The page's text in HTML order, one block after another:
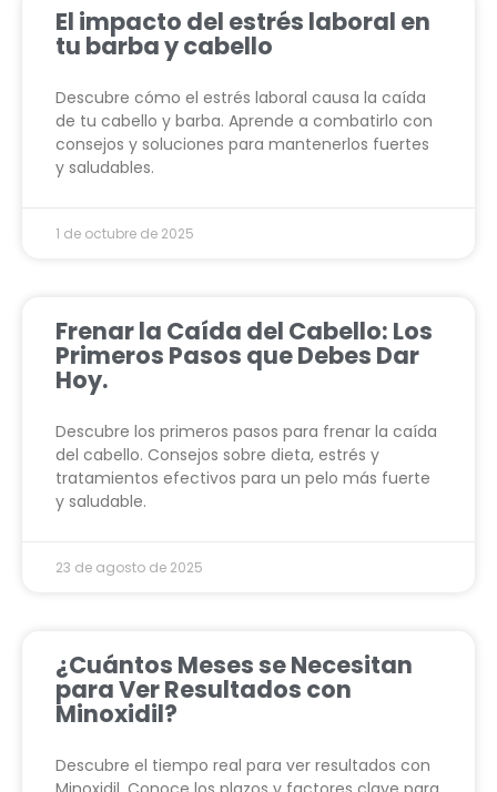
El impacto del estrés laboral en
tu barba y cabello
Descubre cómo el estrés laboral causa la caída
de tu cabello y barba. Aprende a combatirlo con
consejos y soluciones para mantenerlos fuertes
y saludables.
1 de octubre de 2025
Frenar la Caída del Cabello: Los
Primeros Pasos que Debes Dar
Hoy.
Descubre los primeros pasos para frenar la caída
del cabello. Consejos sobre dieta, estrés y
tratamientos efectivos para un pelo más fuerte
y saludable.
23 de agosto de 2025
¿Cuántos Meses se Necesitan
para Ver Resultados con
Minoxidil?
Descubre el tiempo real para ver resultados con